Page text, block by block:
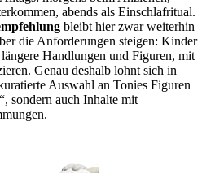
abends als Einschlafritual.
bleibt hier zwar weiterhin
die Anforderungen steigen: Kinder
Handlungen und Figuren, mit
Genau deshalb lohnt sich in
Auswahl an Tonies Figuren
sondern auch Inhalte mit